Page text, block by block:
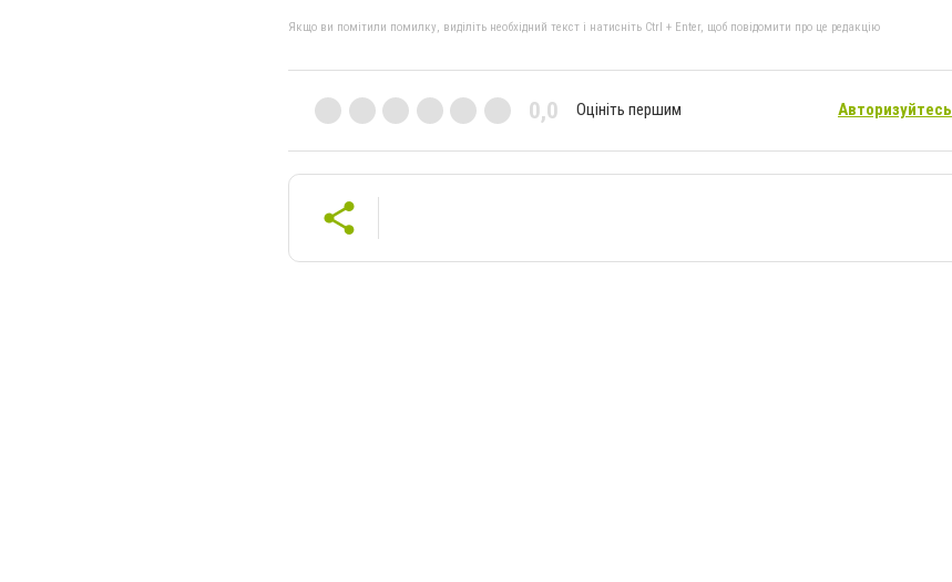
Якщо ви помітили помилку, виділіть необхідний текст і натисніть Ctrl + Enter, щоб повідомити про це редакцію
0,0 Оцініть першим Авторизуйтесь